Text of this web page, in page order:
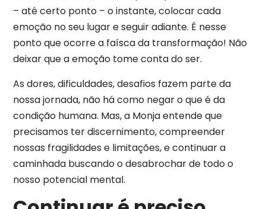
– até certo ponto – o instante, colocar cada
emoção no seu lugar e seguir adiante. É nesse
ponto que ocorre a faísca da transformação! Não
deixar que a emoção tome conta do ser.
As dores, dificuldades, desafios fazem parte da
nossa jornada, não há como negar o que é da
condição humana. Mas, a Monja entende que
precisamos ter discernimento, compreender
nossas fragilidades e limitações, e continuar a
caminhada buscando o desabrochar de todo o
nosso potencial mental.